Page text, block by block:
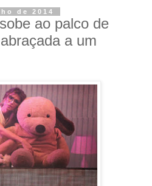
de 2014
ao palco de
a um